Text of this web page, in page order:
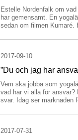
Estelle Nordenfalk om
har gemensamt. En
sedan om filmen Kumaré.
2017-09-10
”Du och jag har
Vem ska jobba som
vad har vi alla för ansvar?
svar. Idag ser marknaden
2017-07-31